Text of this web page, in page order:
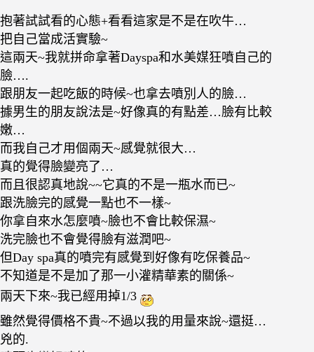
抱著試試看的心態+看看這家是不是在吹牛…
把自己當成活實驗~
這兩天~我就拼命拿著Dayspa和水美媒狂噴自己的
臉….
跟朋友一起吃飯的時候~也拿去噴別人的臉…
據男生的朋友說法是~好像真的有點差…臉有比較
嫩…
而我自己才用個兩天~感覺就很大…
真的覺得臉變亮了…
而且很認真地說~~它真的不是一瓶水而已~
跟洗臉完的感覺一點也不一樣~
你拿自來水怎麼噴~臉也不會比較保濕~
洗完臉也不會覺得臉有滋潤吧~
但Day spa真的噴完有感覺到好像有吃保養品~
不知道是不是加了那一小灌精華素的關係~
兩天下來~我已經用掉1/3
雖然覺得價格不貴~不過以我的用量來說~還挺…
兇的.